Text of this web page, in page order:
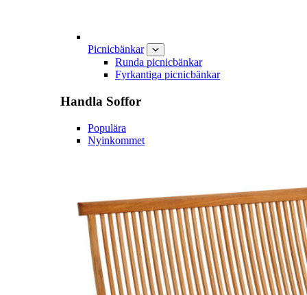
Picnicbänkar
Runda picnicbänkar
Fyrkantiga picnicbänkar
Handla Soffor
Populära
Nyinkommet